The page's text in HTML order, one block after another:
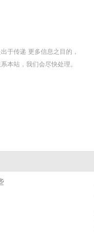
于传递 更多信息之目的，
本站，我们会尽快处理。